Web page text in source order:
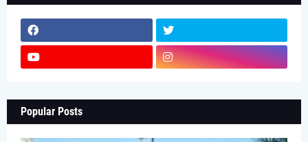
Popular Posts